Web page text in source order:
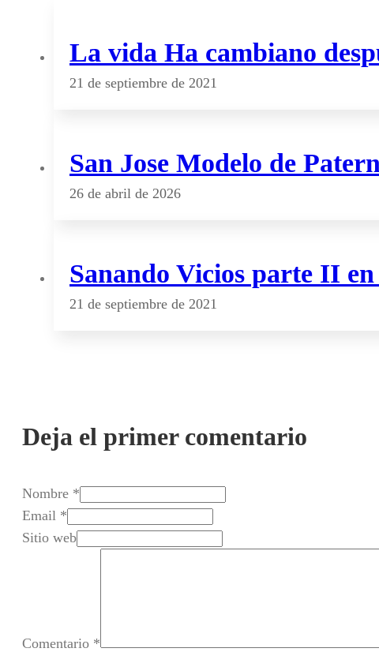
La vida Ha cambiano
21 de septiembre de 2021
San Jose Modelo de
26 de abril de 2026
Sanando Vicios parte II en
21 de septiembre de 2021
Deja el primer comentario
Nombre *
Email *
Sitio web
Comentario *